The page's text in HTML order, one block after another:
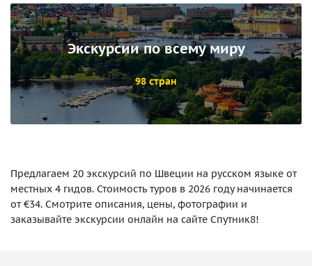
Экскурсии по всему миру
98 стран
Предлагаем 20 экскурсий по Швеции на русском языке от
местных 4 гидов. Стоимость туров в 2026 году начинается
от €34. Смотрите описания, цены, фотографии и
заказывайте экскурсии онлайн на сайте Спутник8!